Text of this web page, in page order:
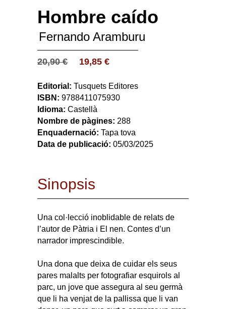
Hombre caído
Fernando Aramburu
20,90€ 19,85 €
Editorial: Tusquets Editores
ISBN: 9788411075930
Idioma: Castellà
Nombre de pàgines: 288
Enquadernació: Tapa tova
Data de publicació: 05/03/2025
Sinopsis
Una col·lecció inoblidable de relats de
l’autor de Pàtria i El nen. Contes d’un
narrador imprescindible.
Una dona que deixa de cuidar els seus
pares malalts per fotografiar esquirols al
parc, un jove que assegura al seu germà
que li ha venjat de la pallissa que li van